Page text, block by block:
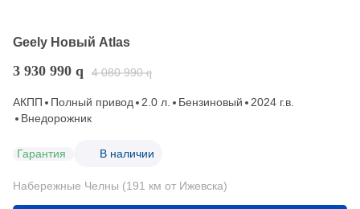
Geely Новый Atlas
3 930 990 q 4 080 990 q
АКПП Полный привод 2.0 л. Бензиновый
2024 г.в.
Внедорожник
Гарантия В наличии
Набережные Челны (191 км от Ижевска)